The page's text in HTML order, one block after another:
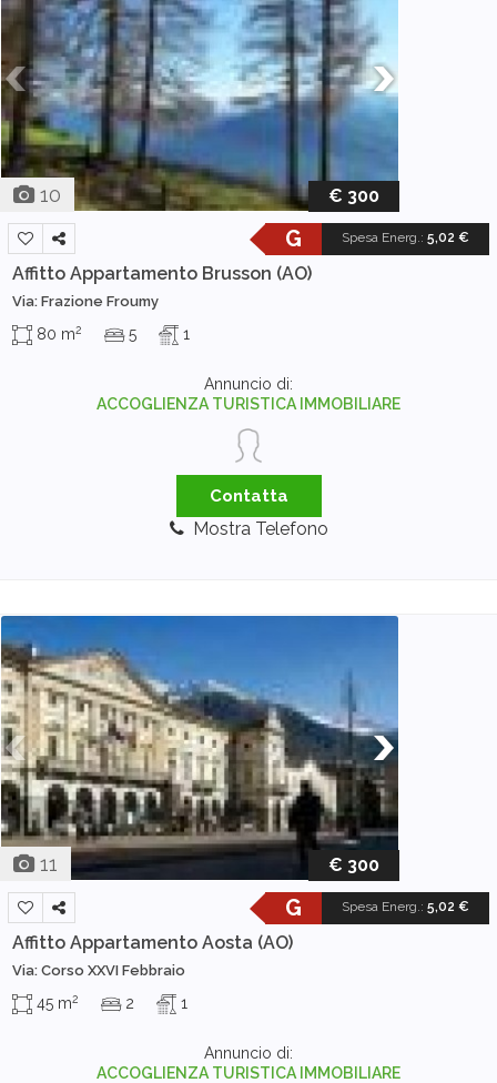
10 € 300
Spesa Energ.: 5,02 €
G
Affitto Appartamento Brusson (AO)
Via: Frazione Froumy
80 m2 5 1
Annuncio di:
ACCOGLIENZA TURISTICA IMMOBILIARE
Contatta
Mostra Telefono
11 € 300
Spesa Energ.: 5,02 €
G
Affitto Appartamento Aosta (AO)
Via: Corso XXVI Febbraio
45 m2 2 1
Annuncio di:
ACCOGLIENZA TURISTICA IMMOBILIARE